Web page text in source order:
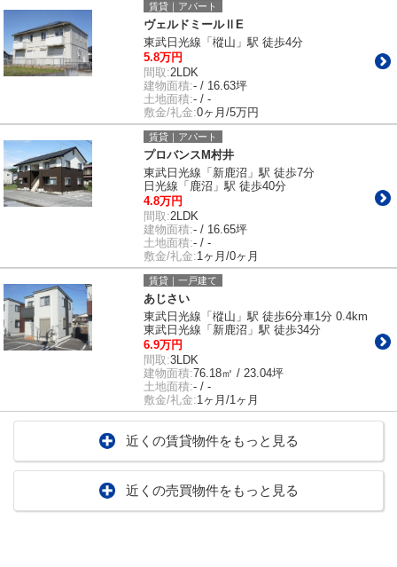
賃貸｜アパート
ヴェルドミールⅡE
東武日光線「樅山」駅 徒歩4分
5.8万円
間取:2LDK
建物面積:- / 16.63坪
土地面積:- / -
敷金/礼金:0ヶ月/5万円
賃貸｜アパート
プロバンスM村井
東武日光線「新鹿沼」駅 徒歩7分
日光線「鹿沼」駅 徒歩40分
4.8万円
間取:2LDK
建物面積:- / 16.65坪
土地面積:- / -
敷金/礼金:1ヶ月/0ヶ月
賃貸｜一戸建て
あじさい
東武日光線「樅山」駅 徒歩6分車1分 0.4km
東武日光線「新鹿沼」駅 徒歩34分
6.9万円
間取:3LDK
建物面積:76.18㎡ / 23.04坪
土地面積:- / -
敷金/礼金:1ヶ月/1ヶ月
近くの賃貸物件をもっと見る
近くの売買物件をもっと見る